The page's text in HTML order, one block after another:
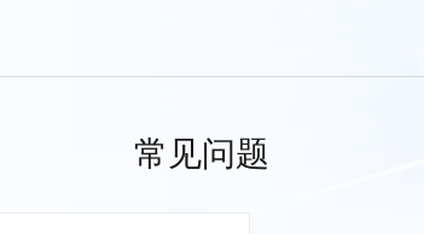
常见问题